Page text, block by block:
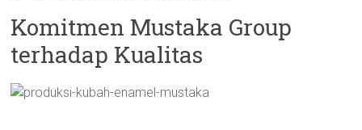
Komitmen Mustaka Group
terhadap Kualitas